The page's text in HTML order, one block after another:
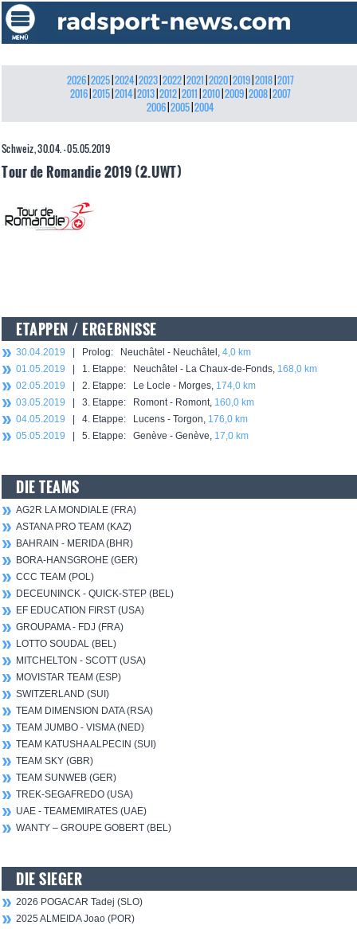
2026| 2025| 2024| 2023| 2022| 2021 2020| 2019| 2018| 2017
2016| 2015| 2014| 2013| 2012| 2011 2010| 2009| 2008| 2007
2006 2005 2004
Schweiz, 30.04. - 05.05.2019
Tour de Romandie 2019 (2.UWT)
ETAPPEN / ERGEBNISSE
30.04.2019 | Prolog: Neuchâtel - Neuchâtel, 4,0 km
01.05.2019 | 1. Etappe: Neuchâtel - La Chaux-de-Fonds, 168,0 km
02.05.2019 | 2. Etappe: Le Locle - Morges, 174,0 km
03.05.2019 | 3. Etappe: Romont - Romont, 160,0 km
04.05.2019 | 4. Etappe: Lucens - Torgon, 176,0 km
05.05.2019 | 5. Etappe: Genève - Genève, 17,0 km
DIE TEAMS
AG2R LA MONDIALE (FRA)
ASTANA PRO TEAM (KAZ)
BAHRAIN - MERIDA (BHR)
BORA-HANSGROHE (GER)
CCC TEAM (POL)
DECEUNINCK - QUICK-STEP (BEL)
EF EDUCATION FIRST (USA)
GROUPAMA - FDJ (FRA)
LOTTO SOUDAL (BEL)
MITCHELTON - SCOTT (USA)
MOVISTAR TEAM (ESP)
SWITZERLAND (SUI)
TEAM DIMENSION DATA (RSA)
TEAM JUMBO - VISMA (NED)
TEAM KATUSHA ALPECIN (SUI)
TEAM SKY (GBR)
TEAM SUNWEB (GER)
TREK-SEGAFREDO (USA)
UAE - TEAMEMIRATES (UAE)
WANTY – GROUPE GOBERT (BEL)
DIE SIEGER
2026 POGACAR Tadej (SLO)
2025 ALMEIDA Joao (POR)